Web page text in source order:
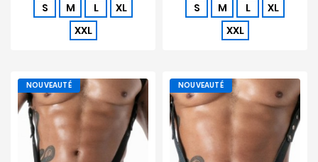
S M L
XL
XXL
S M L
XL
XXL
NOUVEAUTÉ NOUVEAUTÉ